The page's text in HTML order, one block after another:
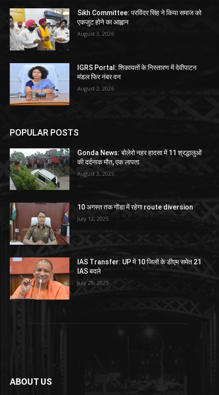
Sikh Committee: परविंदर सिंह ने किया समाज को
एकजुट होने का आह्वान
August 3, 2026
IGRS Portal: शिकायतों के निस्तारण में देवीपाटन
मंडल फिर नंबर वन
August 2, 2026
POPULAR POSTS
Gonda News: बोलेरो नहर हादसा में 11 श्रद्धालुओं
की दर्दनाक मौत, एक लापता
August 3, 2025
10 अगस्त तक गोंडा में रहेगा route diversion
July 12, 2025
IAS Transfer: UP में 10 जिलों के डीएम समेत 21
IAS बदले
July 29, 2025
ABOUT US